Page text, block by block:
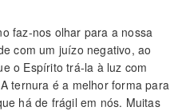
faz-nos olhar para a nossa
com um juízo negativo, ao
o Espírito trá-la à luz com
ternura é a melhor forma para
há de frágil em nós. Muitas